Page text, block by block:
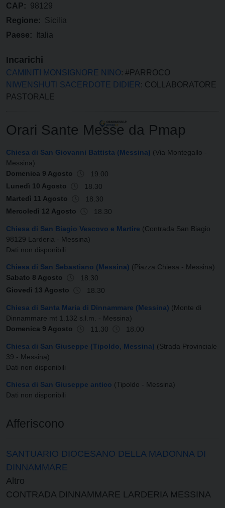
CAP: 98129
Regione: Sicilia
Paese:
Italia
Incarichi
CAMINITI MONSIGNORE NINO: #PARROCO
NIWENSHUTI SACERDOTE DIDIER : COLLABORATORE
PASTORALE
Orari Sante Messe da Pmap
Chiesa di San Giovanni Battista (Messina) (Via Montegallo -
Messina)
Domenica 9 Agosto
19.00
Lunedì 10 Agosto
18.30
Martedì 11 Agosto
18.30
Mercoledì 12 Agosto
18.30
Chiesa di San Biagio Vescovo e Martire (Contrada San Biagio
98129 Larderia - Messina)
Dati non disponibili
Chiesa di San Sebastiano (Messina) (Piazza Chiesa - Messina)
Sabato 8 Agosto
18.30
Giovedì 13 Agosto
18.30
Chiesa di Santa Maria di Dinnammare (Messina) (Monte di
Dinnammare mt 1.132 s.l.m. - Messina)
Domenica 9 Agosto
11.30 18.00
Chiesa di San Giuseppe (Tipoldo, Messina) (Strada Provinciale
39 - Messina)
Dati non disponibili
Chiesa di San Giuseppe antico (Tipoldo - Messina)
Dati non disponibili
Afferiscono
SANTUARIO DIOCESANO DELLA MADONNA DI
DINNAMMARE
Altro
CONTRADA DINNAMMARE LARDERIA MESSINA